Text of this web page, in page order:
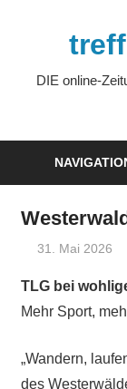
DIE online-
31. Mai 2026
TLG bei
Mehr Sport,
„Wandern,
des